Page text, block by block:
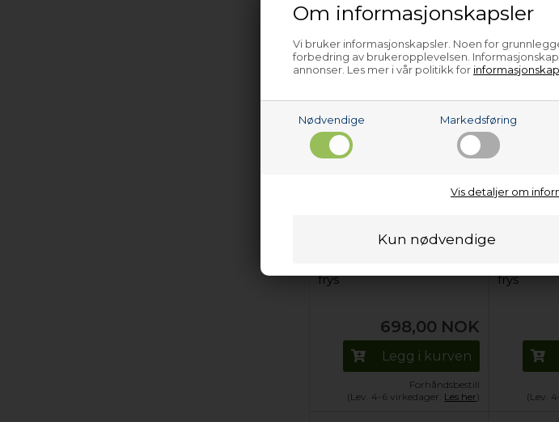
Om informasjonskapsler
Vi bruker informasjonskapsler. Noen for
forbedring av brukeropplevelsen.
annonser. Les mer i vår politikk for
Nødvendige Markedsføring
Vis detaljer om
449,00
Legg i kurven
virkedager).
frys
698,00 NOK
Legg i kurven
Forhåndsbestill
(Lev. 4-6 virkedager. Les her)
frys
(Lev.